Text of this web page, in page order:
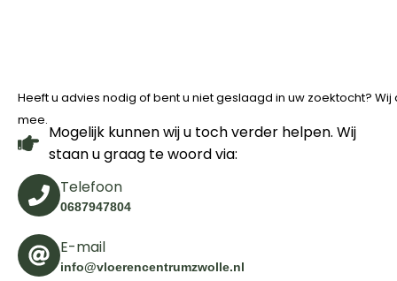
Heeft u advies nodig of bent u niet geslaagd in uw zoektocht?
mee.
Mogelijk kunnen wij u toch verder helpen. Wij
staan u graag te woord via:
Telefoon
0687947804
E-mail
info@vloerencentrumzwolle.nl